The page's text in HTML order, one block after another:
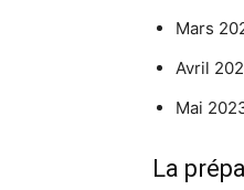
Mars
Avril
Mai
La